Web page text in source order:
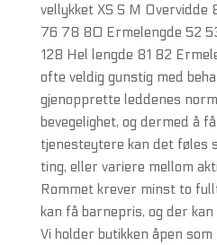
vellykket XS S M Overvidde
76 78 80 Ermelengde 52
128 Hel lengde 81 82
ofte veldig gunstig med
gjenopprette leddenes
bevegelighet, og dermed å
tjenesteytere kan det føles
ting, eller variere mellom
Rommet krever minst to
kan få barnepris, og der
Vi holder butikken åpen